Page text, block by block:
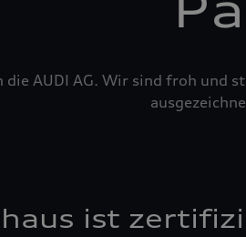
die AUDI AG. Wir sind froh und
ist